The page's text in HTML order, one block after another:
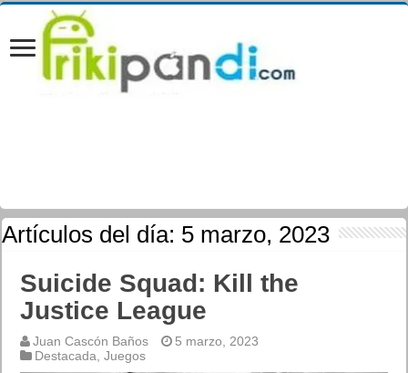
Artículos del día: 5 marzo, 2023
Suicide Squad: Kill the
Justice League
Juan Cascón Baños
5 marzo, 2023
Destacada ,Juegos